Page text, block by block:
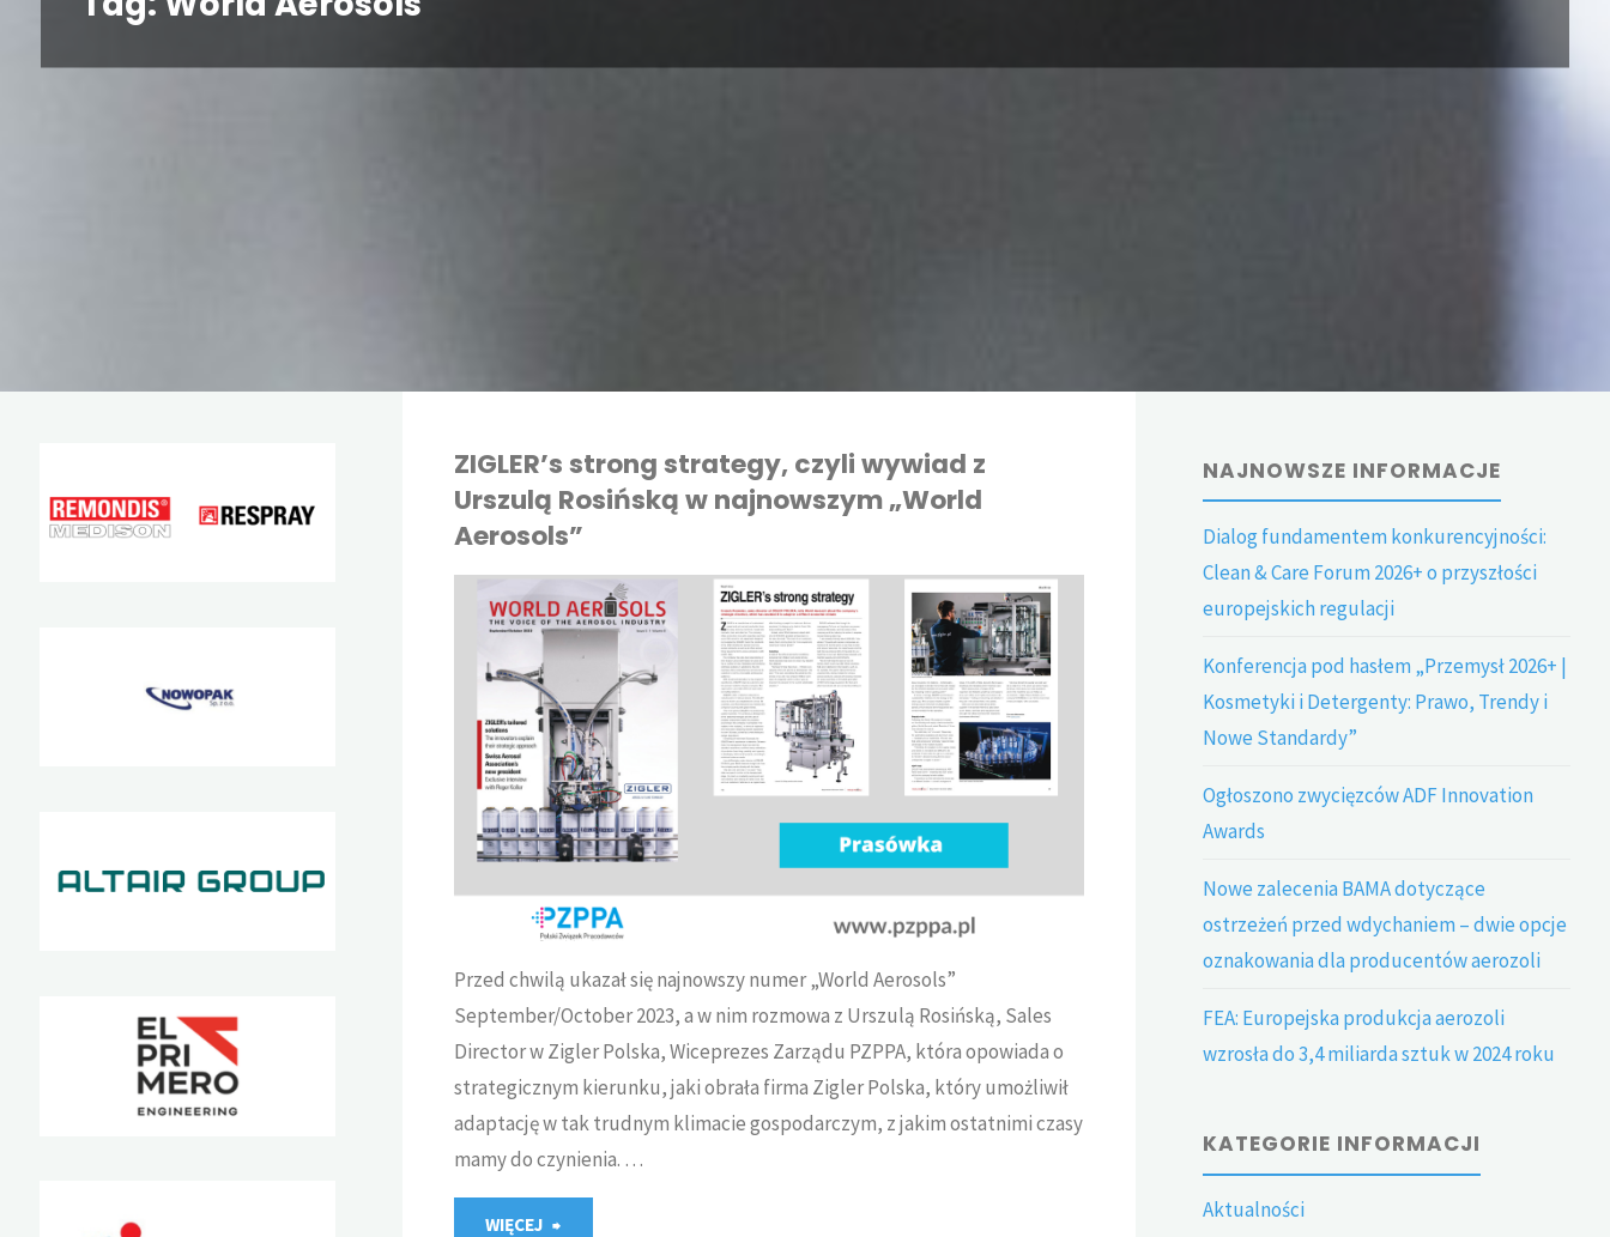
ZIGLER’s strong strategy, czyli wywiad z
Urszulą Rosińską w najnowszym „World
Aerosols”
Przed chwilą ukazał się najnowszy numer „World Aerosols”
September/October 2023, a w nim rozmowa z Urszulą Rosińską, Sales
Director w Zigler Polska, Wiceprezes Zarządu PZPPA, która opowiada o
strategicznym kierunku, jaki obrała firma Zigler Polska, który umożliwił
adaptację w tak trudnym klimacie gospodarczym, z jakim ostatnimi czasy
mamy do czynienia. …
WIĘCEJ
NAJNOWSZE INFORMACJE
Dialog fundamentem konkurencyjności:
Clean & Care Forum 2026+ o przyszłości
europejskich regulacji
Konferencja pod hasłem „Przemysł 2026+ |
Kosmetyki i Detergenty: Prawo, Trendy i
Nowe Standardy”
Ogłoszono zwycięzców ADF Innovation
Awards
Nowe zalecenia BAMA dotyczące
ostrzeżeń przed wdychaniem – dwie opcje
oznakowania dla producentów aerozoli
FEA: Europejska produkcja aerozoli
wzrosła do 3,4 miliarda sztuk w 2024 roku
KATEGORIE INFORMACJI
Aktualności